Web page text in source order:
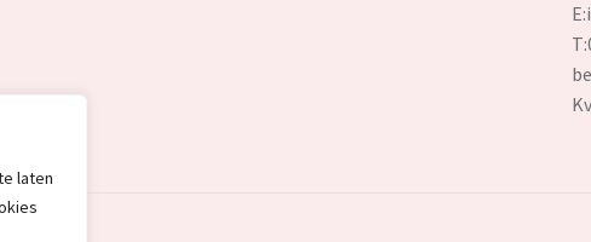
laten
E: